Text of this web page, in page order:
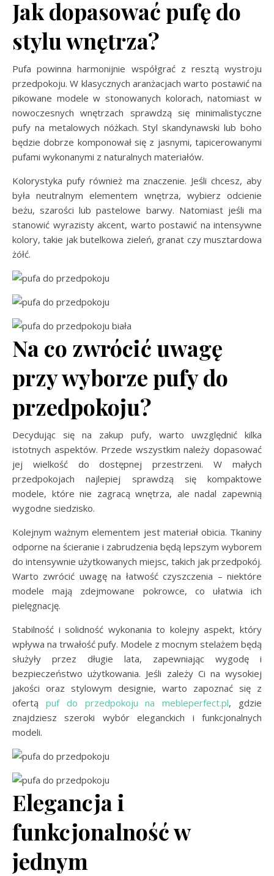
Jak dopasować pufę do
stylu wnętrza?
Pufa powinna harmonijnie współgrać z resztą wystroju
przedpokoju. W klasycznych aranżacjach warto postawić na
pikowane modele w stonowanych kolorach, natomiast w
nowoczesnych wnętrzach sprawdzą się minimalistyczne
pufy na metalowych nóżkach. Styl skandynawski lub boho
będzie dobrze komponował się z jasnymi, tapicerowanymi
pufami wykonanymi z naturalnych materiałów.
Kolorystyka pufy również ma znaczenie. Jeśli chcesz, aby
była neutralnym elementem wnętrza, wybierz odcienie
beżu, szarości lub pastelowe barwy. Natomiast jeśli ma
stanowić wyrazisty akcent, warto postawić na intensywne
kolory, takie jak butelkowa zieleń, granat czy musztardowa
żółć.
Na co zwrócić uwagę
przy wyborze pufy do
przedpokoju?
Decydując się na zakup pufy, warto uwzględnić kilka
istotnych aspektów. Przede wszystkim należy dopasować
jej wielkość do dostępnej przestrzeni. W małych
przedpokojach najlepiej sprawdzą się kompaktowe
modele, które nie zagracą wnętrza, ale nadal zapewnią
wygodne siedzisko.
Kolejnym ważnym elementem jest materiał obicia. Tkaniny
odporne na ścieranie i zabrudzenia będą lepszym wyborem
do intensywnie użytkowanych miejsc, takich jak przedpokój.
Warto zwrócić uwagę na łatwość czyszczenia – niektóre
modele mają zdejmowane pokrowce, co ułatwia ich
pielęgnację.
Stabilność i solidność wykonania to kolejny aspekt, który
wpływa na trwałość pufy. Modele z mocnym stelażem będą
służyły przez długie lata, zapewniając wygodę i
bezpieczeństwo użytkowania. Jeśli zależy Ci na wysokiej
jakości oraz stylowym designie, warto zapoznać się z
ofertą puf do przedpokoju na mebleperfect.pl, gdzie
znajdziesz szeroki wybór eleganckich i funkcjonalnych
modeli.
Elegancja i
funkcjonalność w
jednym